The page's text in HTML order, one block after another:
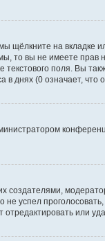
щёлкните на вкладке
то вы не имеете
поля. Вы
днях (0 означает,
создателями,
успел
или